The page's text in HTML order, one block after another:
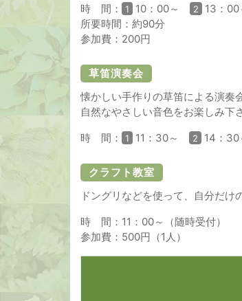
時 間：
1 10：00～ 2
13：00
所要時間：約90分
参加費：200円
草笛演奏会
懐かしい手作りの草笛による演奏
自然なやさしい音色をお楽しみ下
時 間：
1 11：30～ 2 14：30
クラフト教室
ドングリなどを使って、自分だけ
時 間：11：00～（随時受付）
参加費：500円（1人）